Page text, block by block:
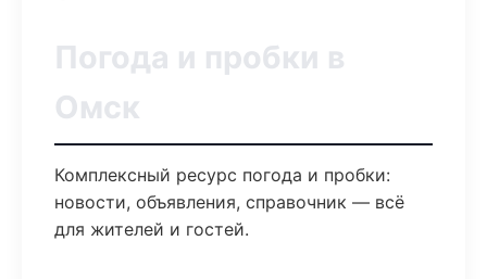
Погода и пробки в
Омск
Комплексный ресурс погода и пробки:
новости, объявления, справочник — всё
для жителей и гостей.